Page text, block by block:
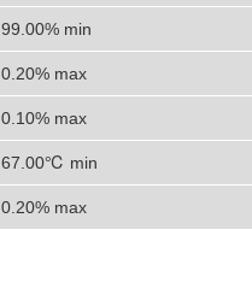
99.00% min
0.20% max
0.10% max
67.00℃ min
0.20% max